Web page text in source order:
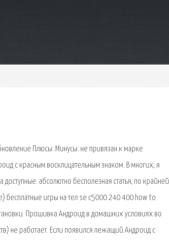
Плюсы: Минусы: не привязан к марке
с красным восклицательным знаком. В многих, я
абсолютно бесполезная статья, по крайней
бесплатные игры на тел se c5000 240 400 how to
Прошивка Андроид в домашних условиях во
не работает. Если появился лежащий Андроид с